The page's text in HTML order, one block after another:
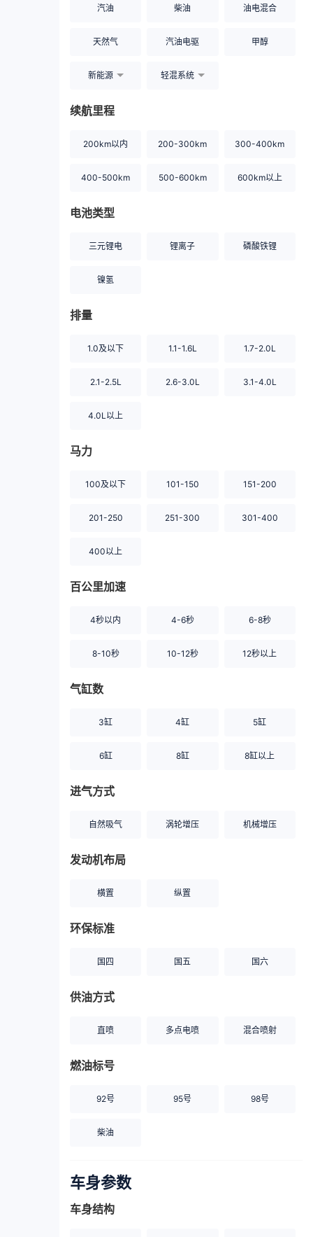
汽油 柴油 油电混合
天然气 汽油电驱 甲醇
新能源 轻混系统
续航里程
200km以内 200-300km 300-400km
400-500km 500-600km 600km以上
电池类型
三元锂电 锂离子 磷酸铁锂
镍氢
排量
1.0及以下 1.1-1.6L 1.7-2.0L
2.1-2.5L 2.6-3.0L 3.1-4.0L
4.0L以上
马力
100及以下 101-150 151-200
201-250 251-300 301-400
400以上
百公里加速
4秒以内 4-6秒 6-8秒
8-10秒 10-12秒 12秒以上
气缸数
3缸 4缸 5缸
6缸 8缸 8缸以上
进气方式
自然吸气 涡轮增压 机械增压
发动机布局
横置 纵置
环保标准
国四 国五 国六
供油方式
直喷 多点电喷 混合喷射
燃油标号
92号 95号 98号
柴油
车身参数
车身结构